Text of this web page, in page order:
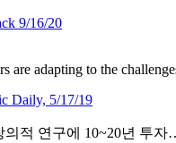
9/16/20
are adapting to the
Daily, 5/17/19
의적 연구에 10~20년 투